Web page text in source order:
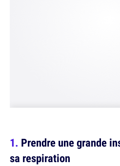
Prendre une grande
sa respiration